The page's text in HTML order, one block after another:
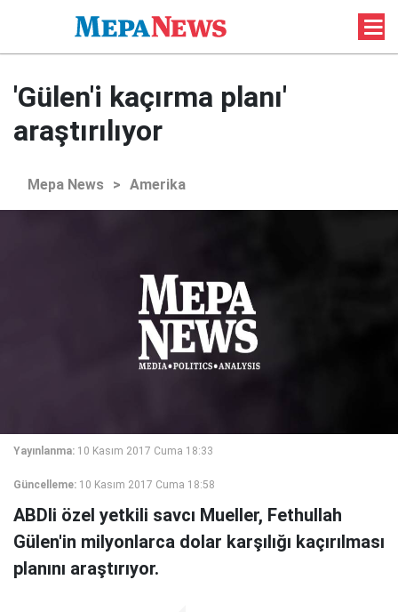
'Gülen'i kaçırma planı'
araştırılıyor
Mepa News > Amerika
Yayınlanma: 10 Kasım 2017 Cuma 18:33
Güncelleme: 10 Kasım 2017 Cuma 18:58
ABDli özel yetkili savcı Mueller, Fethullah
Gülen'in milyonlarca dolar karşılığı kaçırılması
planını araştırıyor.